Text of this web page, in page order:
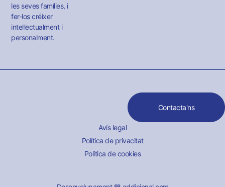
les seves famílies, i
fer-los créixer
intel·lectualment i
personalment.
Contacta'ns
Avís legal
Política de privacitat
Política de cookies